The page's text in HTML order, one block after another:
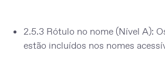
2.5.3 Rótulo no nome (Nível A):
estão incluídos nos nomes